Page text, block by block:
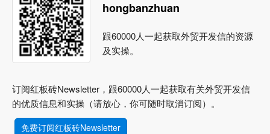
hongbanzhuan
跟60000人一起获取外贸开发信的资源
及实操。
订阅红板砖Newsletter，跟60000人一起获取有关外贸开发信
的优质信息和实操（请放心，你可随时取消订阅）。
免费订阅红板砖Newsletter